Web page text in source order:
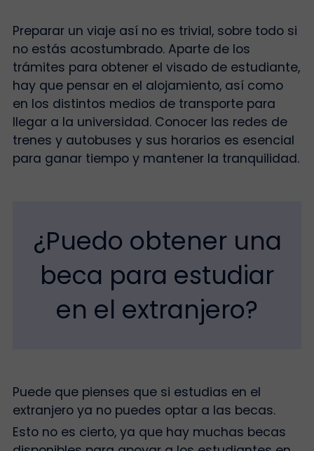
Preparar un viaje así no es trivial, sobre todo si
no estás acostumbrado. Aparte de los
trámites para obtener el visado de estudiante,
hay que pensar en el alojamiento, así como
en los distintos medios de transporte para
llegar a la universidad. Conocer las redes de
trenes y autobuses y sus horarios es esencial
para ganar tiempo y mantener la tranquilidad.
¿Puedo obtener una
beca para estudiar
en el extranjero?
Puede que pienses que si estudias en el
extranjero ya no puedes optar a las becas.
Esto no es cierto, ya que hay muchas becas